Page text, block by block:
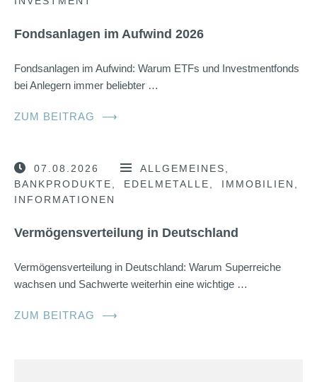
Fondsanlagen im Aufwind 2026
Fondsanlagen im Aufwind: Warum ETFs und Investmentfonds
bei Anlegern immer beliebter …
ZUM BEITRAG ⟶
07.08.2026
ALLGEMEINES
BANKPRODUKTE
EDELMETALLE
IMMOBILIEN
INFORMATIONEN
Vermögensverteilung in Deutschland
Vermögensverteilung in Deutschland: Warum Superreiche
wachsen und Sachwerte weiterhin eine wichtige …
ZUM BEITRAG ⟶